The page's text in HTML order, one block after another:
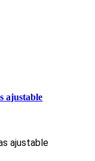
ajustable
ajustable